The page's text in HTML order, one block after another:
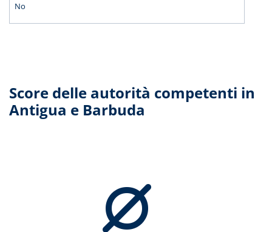
No
Score delle autorità competenti in
Antigua e Barbuda